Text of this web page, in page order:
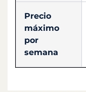
Precio
máximo
por
semana